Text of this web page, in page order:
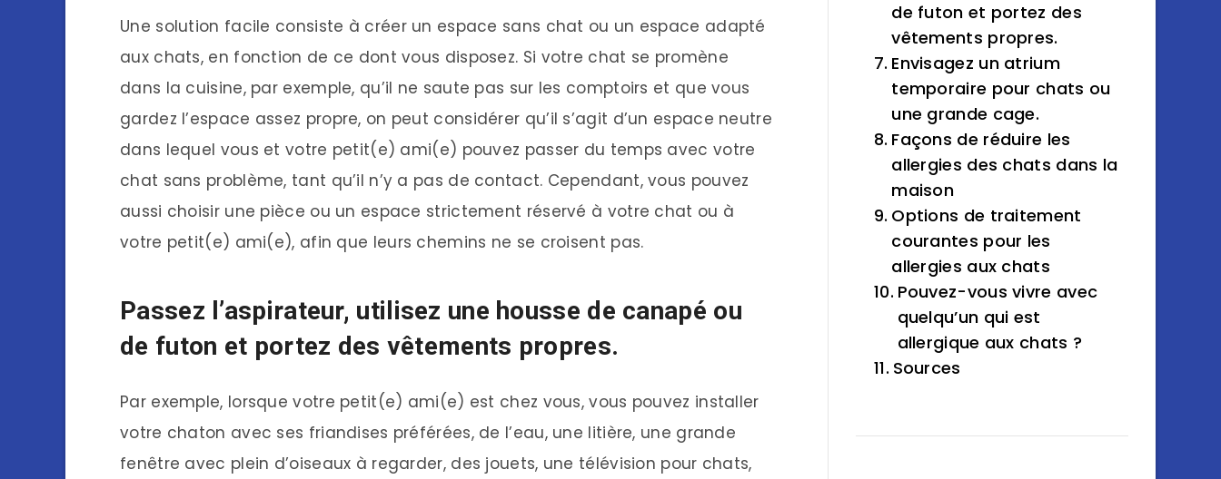
Une solution facile consiste à créer un espace sans chat ou un espace adapté
aux chats, en fonction de ce dont vous disposez. Si votre chat se promène
dans la cuisine, par exemple, qu’il ne saute pas sur les comptoirs et que vous
gardez l’espace assez propre, on peut considérer qu’il s’agit d’un espace neutre
dans lequel vous et votre petit(e) ami(e) pouvez passer du temps avec votre
chat sans problème, tant qu’il n’y a pas de contact. Cependant, vous pouvez
aussi choisir une pièce ou un espace strictement réservé à votre chat ou à
votre petit(e) ami(e), afin que leurs chemins ne se croisent pas.
Passez l’aspirateur, utilisez une housse de canapé ou
de futon et portez des vêtements propres.
Par exemple, lorsque votre petit(e) ami(e) est chez vous, vous pouvez installer
votre chaton avec ses friandises préférées, de l’eau, une litière, une grande
fenêtre avec plein d’oiseaux à regarder, des jouets, une télévision pour chats,
de futon et portez des
vêtements propres.
Envisagez un atrium
temporaire pour chats ou
une grande cage.
Façons de réduire les
allergies des chats dans la
maison
Options de traitement
courantes pour les
allergies aux chats
Pouvez-vous vivre avec
quelqu’un qui est
allergique aux chats ?
Sources